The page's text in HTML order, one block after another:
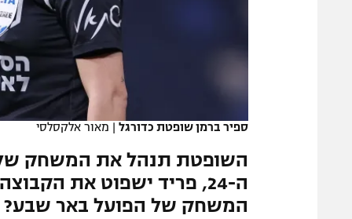
רשיון להקרנה פומבית לבית עסק
ספיר ברמן שופטת כדורגל | מאור אלקסלסי
השופטת תנהל את המשחק של
ה-24, פריד ישפוט את
המשחק של הפועל באר שבע?